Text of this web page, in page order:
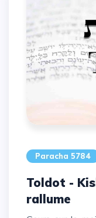
Paracha 5784
Toldot - Kislev - la flamme juive se
rallume